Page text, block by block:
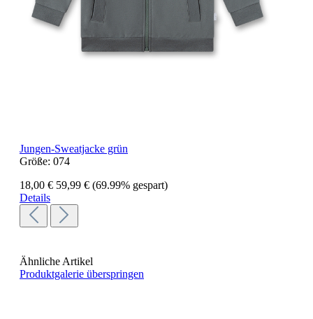
Jungen-Sweatjacke grün
Größe: 074
18,00 € 59,99 € (69.99% gespart)
Details
Ähnliche Artikel
Produktgalerie überspringen